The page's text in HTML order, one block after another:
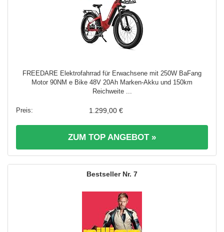
FREEDARE Elektrofahrrad für Erwachsene mit 250W BaFang
Motor 90NM e Bike 48V 20Ah Marken-Akku und 150km
Reichweite ...
1.299,00 €
ZUM TOP ANGEBOT »
7